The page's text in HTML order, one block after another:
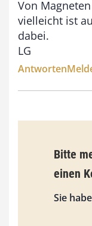
Von
vielleicht ist
dabei.
LG
Antworten
Bitte
einen
Sie